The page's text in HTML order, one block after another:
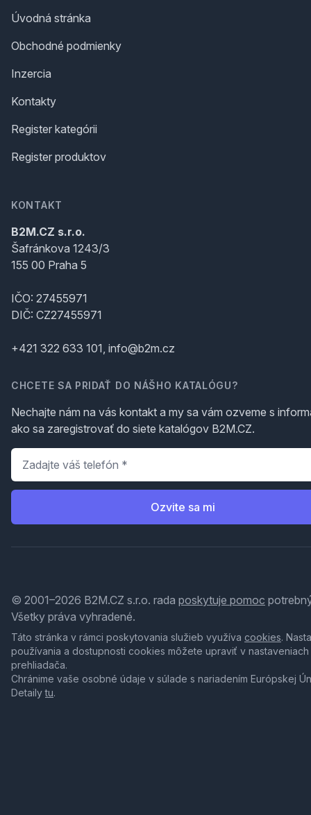
Úvodná stránka
Obchodné podmienky
Inzercia
Kontakty
Register kategórii
Register produktov
KONTAKT
B2M.CZ s.r.o.
Šafránkova 1243/3
155 00 Praha 5
IČO: 27455971
DIČ: CZ27455971
+421 322 633 101, info@b2m.cz
CHCETE SA PRIDAŤ DO NÁŠHO KATALÓGU?
Nechajte nám na vás kontakt a my sa vám ozveme s
ako sa zaregistrovať do siete katalógov B2M.CZ.
Telefón
Ozvite sa mi
© 2001–2026 B2M.CZ s.r.o. rada poskytuje pomoc
Všetky práva vyhradené.
Táto stránka v rámci poskytovania služieb využíva cookies.
používania a dostupnosti cookies môžete upraviť v nastaveniach
prehliadača.
Chránime vaše osobné údaje v súlade s nariadením Európskej
Detailytu.